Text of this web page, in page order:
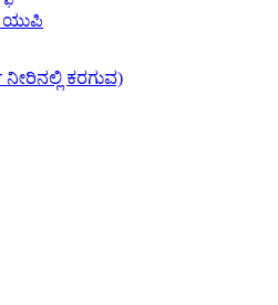
ಯುಪಿ
ಕರಗುವ)